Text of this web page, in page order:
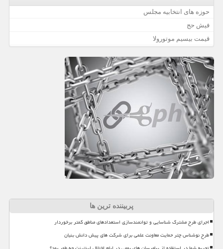
حوزه های انتخابیه مجلس
فیش حج
قیمت بیسیم موتورولا
پربیننده ترین ها
اجرای طرح مشترک شناسایی و توانمندسازی استعدادهای مناطق کمتر برخوردار
طرح نوشناس چتر حمایت معاونت علمی برای شرکت های پیش دانش بنیان